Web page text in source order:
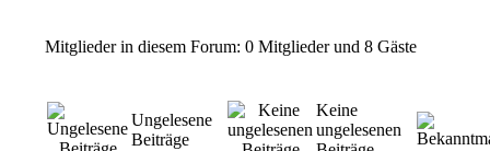
Mitglieder in diesem Forum: 0 Mitglieder und 8 Gäste
Ungelesene
Beiträge
Keine
ungelesenen